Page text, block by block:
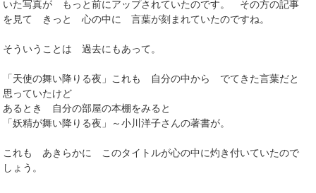
いた写真が もっと前にアップされていたのです。 その方の記事
を見て きっと 心の中に 言葉が刻まれていたのですね。
そういうことは 過去にもあって。
「天使の舞い降りる夜」これも 自分の中から でてきた言葉だと
思っていたけど
あるとき 自分の部屋の本棚をみると
「妖精が舞い降りる夜」～小川洋子さんの著書が。
これも あきらかに このタイトルが心の中に灼き付いていたので
しょう。